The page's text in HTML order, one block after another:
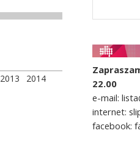
2013
2014
22.00
e-mail:
internet:
facebook: